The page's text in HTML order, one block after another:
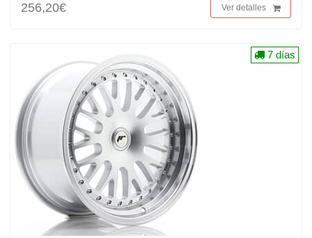
256,20€
Ver detalles
7 días